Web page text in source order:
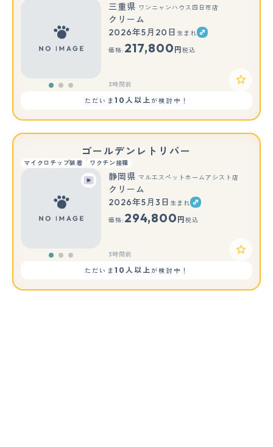
もっと見る
三重県 ワンニャンハウス四日市店
クリーム
2026年5月20日 生まれ
価格: 217,800 円 税込
3時間前
ただいま 10人以上が検討中！
ゴールデンレトリバー
マイクロチップ装着 ワクチン接種
もっと見る
静岡県 マルエスペットホームアシスト店
クリーム
2026年5月3日 生まれ
価格: 294,800 円 税込
3時間前
ただいま 10人以上が検討中！